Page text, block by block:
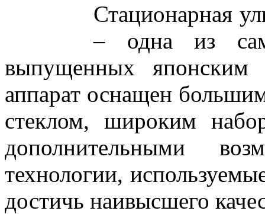
Стационарная
– одна из
выпущенных японским
аппарат оснащен
стеклом, широким
дополнительными
технологии,
достичь наивысшего